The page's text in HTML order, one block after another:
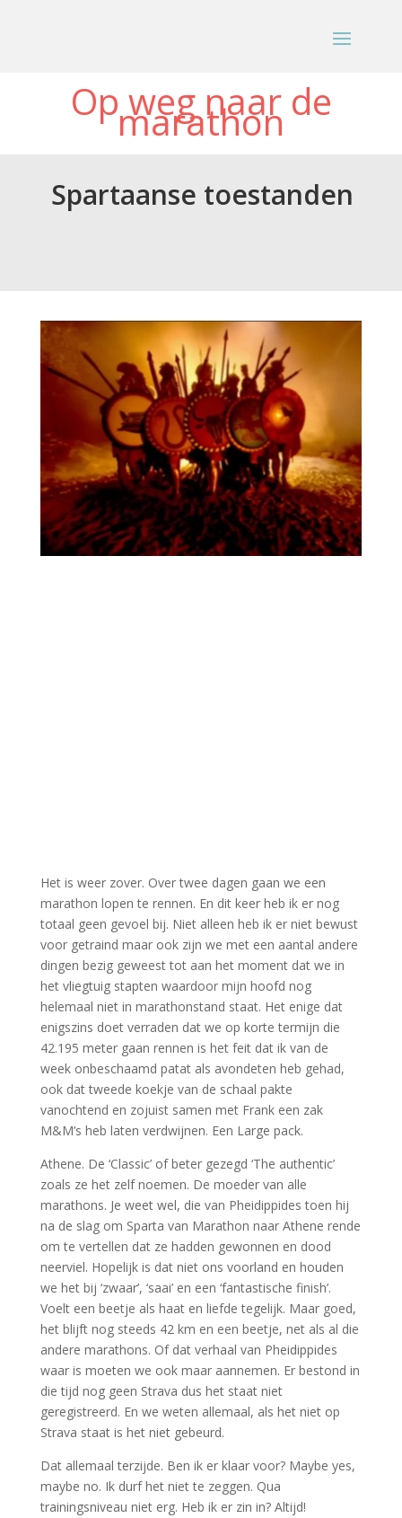
Op weg naar de
marathon
Spartaanse toestanden
Het is weer zover. Over twee dagen gaan we een
marathon lopen te rennen. En dit keer heb ik er nog
totaal geen gevoel bij. Niet alleen heb ik er niet bewust
voor getraind maar ook zijn we met een aantal andere
dingen bezig geweest tot aan het moment dat we in
het vliegtuig stapten waardoor mijn hoofd nog
helemaal niet in marathonstand staat. Het enige dat
enigszins doet verraden dat we op korte termijn die
42.195 meter gaan rennen is het feit dat ik van de
week onbeschaamd patat als avondeten heb gehad,
ook dat tweede koekje van de schaal pakte
vanochtend en zojuist samen met Frank een zak
M&M’s heb laten verdwijnen. Een Large pack.
Athene. De ‘Classic’ of beter gezegd ‘The authentic’
zoals ze het zelf noemen. De moeder van alle
marathons. Je weet wel, die van Pheidippides toen hij
na de slag om Sparta van Marathon naar Athene rende
om te vertellen dat ze hadden gewonnen en dood
neerviel. Hopelijk is dat niet ons voorland en houden
we het bij ‘zwaar’, ‘saai’ en een ‘fantastische finish’.
Voelt een beetje als haat en liefde tegelijk. Maar goed,
het blijft nog steeds 42 km en een beetje, net als al die
andere marathons. Of dat verhaal van Pheidippides
waar is moeten we ook maar aannemen. Er bestond in
die tijd nog geen Strava dus het staat niet
geregistreerd. En we weten allemaal, als het niet op
Strava staat is het niet gebeurd.
Dat allemaal terzijde. Ben ik er klaar voor? Maybe yes,
maybe no. Ik durf het niet te zeggen. Qua
trainingsniveau niet erg. Heb ik er zin in? Altijd!